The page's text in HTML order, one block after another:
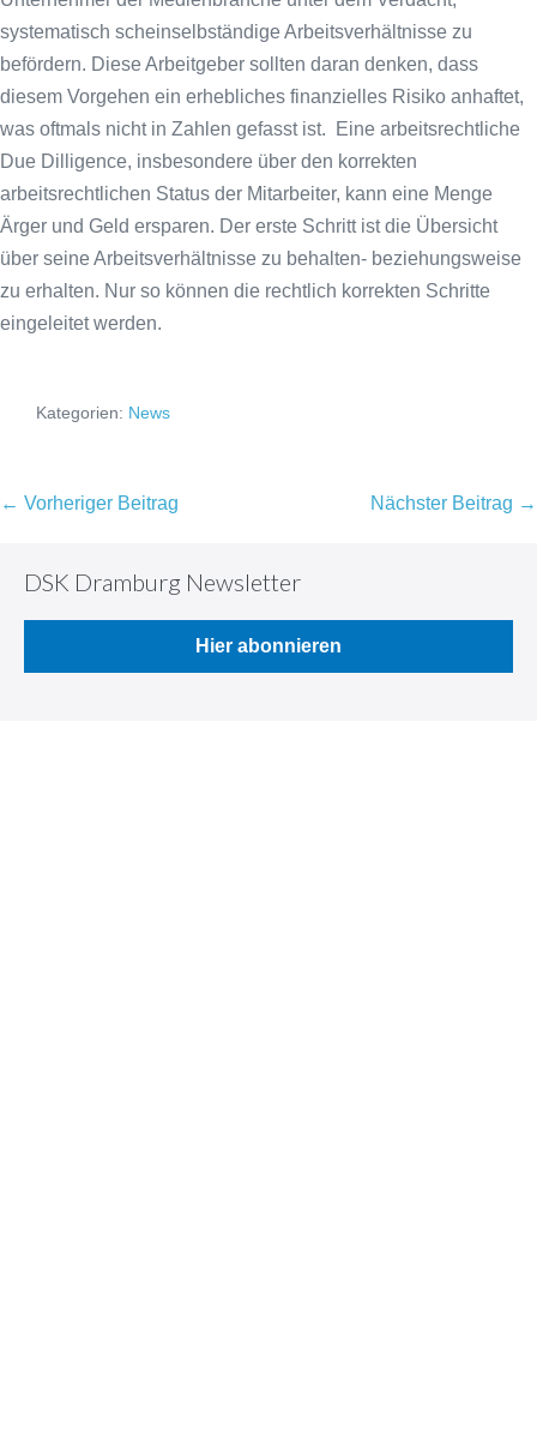
systematisch scheinselbständige Arbeitsverhältnisse zu
befördern. Diese Arbeitgeber sollten daran denken, dass
diesem Vorgehen ein erhebliches finanzielles Risiko anhaftet,
was oftmals nicht in Zahlen gefasst ist. Eine arbeitsrechtliche
Due Dilligence, insbesondere über den korrekten
arbeitsrechtlichen Status der Mitarbeiter, kann eine Menge
Ärger und Geld ersparen. Der erste Schritt ist die Übersicht
über seine Arbeitsverhältnisse zu behalten- beziehungsweise
zu erhalten. Nur so können die rechtlich korrekten Schritte
eingeleitet werden.
Kategorien: News
Beitragsnavigation
← Vorheriger Beitrag Nächster Beitrag →
DSK Dramburg Newsletter
Hier abonnieren